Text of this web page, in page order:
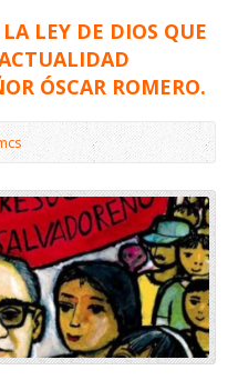
LEY DE DIOS QUE
ÓSCAR ROMERO.